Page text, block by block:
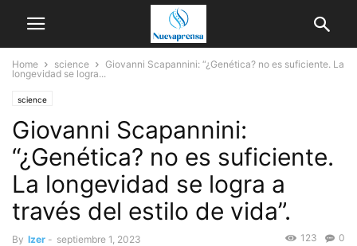
Home science
Giovanni Scapannini: “¿Genética? no es suficiente. La
longevidad se logra...
science
Giovanni Scapannini:
“¿Genética? no es suficiente.
La longevidad se logra a
través del estilo de vida”.
By Izer - septiembre 1, 2023 0
123